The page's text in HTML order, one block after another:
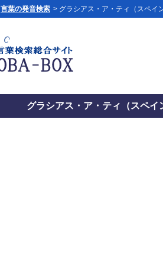
言葉の発音検索 > グラシアス・ア・ティ（スペイ
グラシアス・ア・ティ（スペ